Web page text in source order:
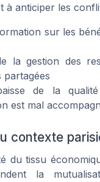
à anticiper les
sur les
la gestion des
partagées
de la
est mal
contexte
du tissu
la